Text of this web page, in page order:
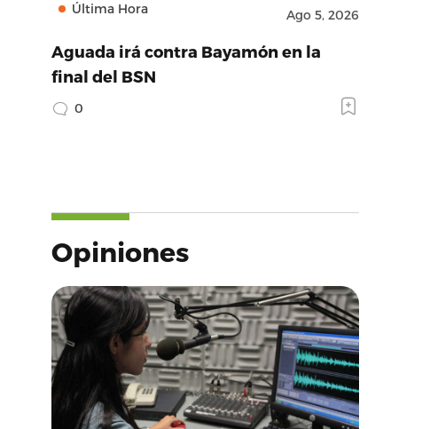
Última Hora Ago 5, 2026
Aguada irá contra Bayamón en la
final del BSN
0
Opiniones